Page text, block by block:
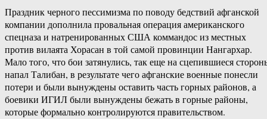
Праздник черного пессимизма по поводу бедствий афганской
компании дополнила провальная операция американского
спецназа и натренированных США коммандос из местных
против вилаята Хорасан в той самой провинции Нангархар.
Мало того, что бои затянулись, так еще на сцепившиеся
напал Талибан, в результате чего афганские военные понесли
потери и были вынуждены оставить часть горных районов, а
боевики ИГИЛ были вынуждены бежать в горные районы,
которые формально контролируются правительством.